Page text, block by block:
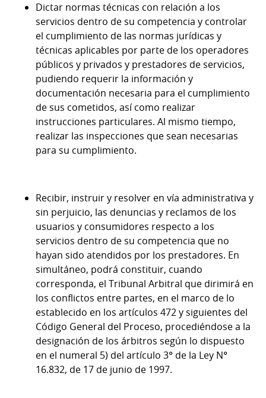
Dictar normas técnicas con relación a los
servicios dentro de su competencia y controlar
el cumplimiento de las normas jurídicas y
técnicas aplicables por parte de los operadores
públicos y privados y prestadores de servicios,
pudiendo requerir la información y
documentación necesaria para el cumplimiento
de sus cometidos, así como realizar
instrucciones particulares. Al mismo tiempo,
realizar las inspecciones que sean necesarias
para su cumplimiento.
Recibir, instruir y resolver en vía administrativa y
sin perjuicio, las denuncias y reclamos de los
usuarios y consumidores respecto a los
servicios dentro de su competencia que no
hayan sido atendidos por los prestadores. En
simultáneo, podrá constituir, cuando
corresponda, el Tribunal Arbitral que dirimirá en
los conflictos entre partes, en el marco de lo
establecido en los artículos 472 y siguientes del
Código General del Proceso, procediéndose a la
designación de los árbitros según lo dispuesto
en el numeral 5) del artículo 3° de la Ley N°
16.832, de 17 de junio de 1997.